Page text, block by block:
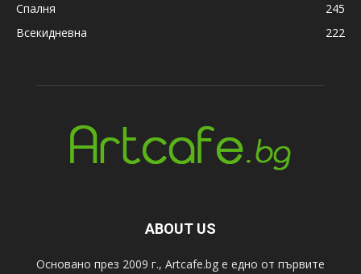
Спалня
245
Всекидневна
222
ABOUT US
Основано през 2009 г., Artcafe.bg е едно от първите